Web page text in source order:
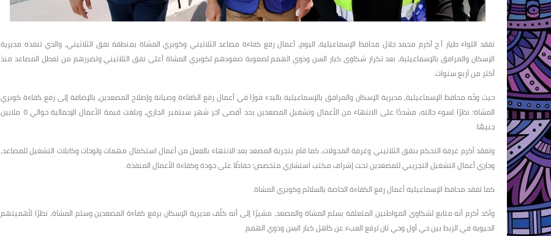
تفقد اللواء طيار أ.ح أكرم محمد جلال محافظ الإسماعيلية، اليوم، أعمال رفع كفاءة مصاعد الثلاثيني وكوبري المشاة بمنطقة نفق الثلاثيني، والذي تنفذه مديرية
الإسكان والمرافق بالإسماعيلية، بعد تكرار شكاوى كبار السن وذوي الهمم لصعوبة صعودهم لكوبري المشاة أعلى نفق الثلاثيني وتضررهم من تعطل المصاعد منذ
أكثر من أربع سنوات.
حيث وجَّه محافظ الإسماعيلية، مديرية الإسكان والمرافق بالإسماعيلية بالبدء فورًا في أعمال رفع الكفاءة وصيانة وإصلاح المصعدين، بالإضافة إلى رفع كفاءة كوبري
المشاة؛ نظرًا لسوء حالته، مشددًا على الانتهاء من الأعمال وتشغيل المصعدين بحد أقصى آخر شهر سبتمبر الجاري، وبلغت قيمة الأعمال الإجمالية حوالي ٥ ملايين
جنيهًا.
وتفقد أكرم غرفة التحكم بنفق الثلاثيني وغرفة المحولات، كما قام بتجربة المصعد بعد الانتهاء بالفعل من أعمال استكمال مهمات ولوحات وكابلات التشغيل للمصاعد،
وجاري أعمال التشغيل التجريبي للمصعدين تحت إشراف مكتب استشاري متخصص؛ حفاظًا على جودة وكفاءة الأعمال المنفذة.
كما تفقد محافظ الإسماعيلية أعمال رفع الكفاءة الخاصة بالسلالم وكوبري المشاة.
وأكد أكرم أنه متابع لشكاوى المواطنين المتعلقة بسلم المشاة والمصعد، مشيرًا إلى أنه كلَّف مديرية الإسكان برفع كفاءة المصعدين وسلم المشاة، نظرًا لأهميتهم
الحيوية في الربط بين حي أول وحي ثان لرفع العبء عن كاهل كبار السن وذوي الهمم.